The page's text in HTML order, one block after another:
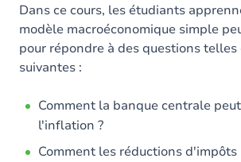
Contenu
Table des matières
Exercices
Dans ce cours, les étudiants
modèle macroéconomique simple
pour répondre à des questions telles
suivantes :
Comment la banque centrale
l'inflation ?
Comment les réductions